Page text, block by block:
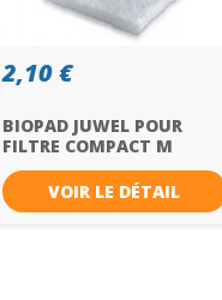
2,10 €
BIOPAD JUWEL POUR
FILTRE COMPACT M
VOIR LE DÉTAIL